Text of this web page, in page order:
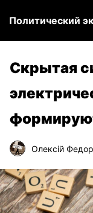
Политический
Скрытая
Олексій